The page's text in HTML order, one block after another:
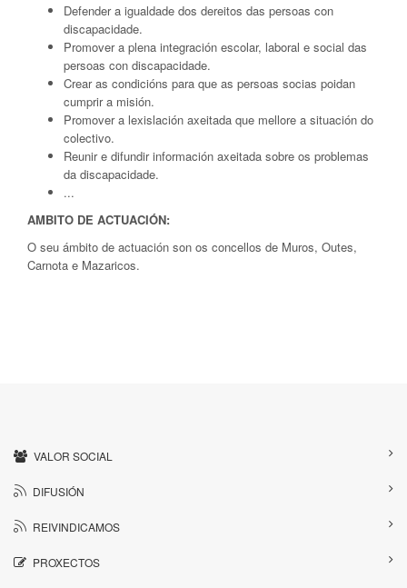
Defender a igualdade dos dereitos das persoas con
discapacidade.
Promover a plena integración escolar, laboral e social das
persoas con discapacidade.
Crear as condicións para que as persoas socias poidan
cumprir a misión.
Promover a lexislación axeitada que mellore a situación do
colectivo.
Reunir e difundir información axeitada sobre os problemas
da discapacidade.
...
AMBITO DE ACTUACIÓN:
O seu ámbito de actuación son os concellos de Muros, Outes,
Carnota e Mazaricos.
VALOR SOCIAL
DIFUSIÓN
REIVINDICAMOS
PROXECTOS